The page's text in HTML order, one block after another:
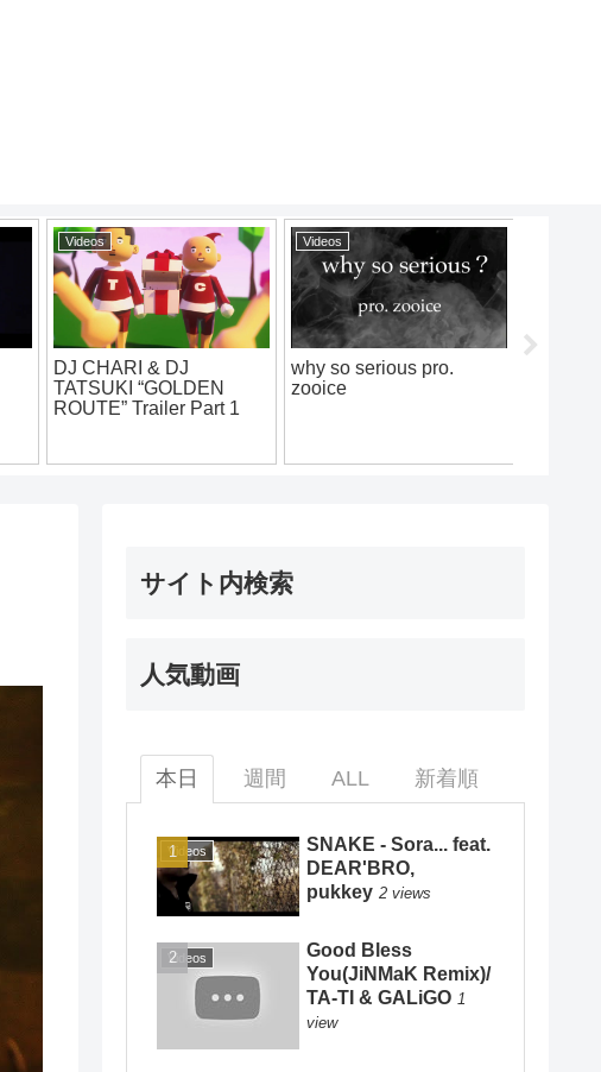
Videos
DJ CHARI & DJ
TATSUKI “GOLDEN
ROUTE” Trailer Part 1
Videos
why so serious pro.
zooice
サイト内検索
人気動画
本日 週間 ALL 新着順
Videos
SNAKE - Sora... feat.
DEAR'BRO,
pukkey 2 views
Videos
Good Bless
You(JiNMaK Remix)/
TA-TI & GALiGO 1
view